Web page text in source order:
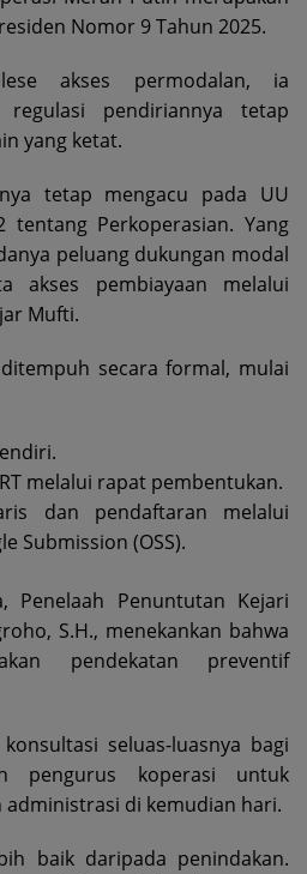
Nomor 9 Tahun 2025.
akses permodalan, ia
regulasi pendiriannya tetap
yang ketat.
tetap mengacu pada UU
tentang Perkoperasian. Yang
peluang dukungan modal
akses pembiayaan melalui
Mufti.
secara formal, mulai
melalui rapat pembentukan.
dan pendaftaran melalui
Submission (OSS).
Penelaah Penuntutan Kejari
S.H., menekankan bahwa
pendekatan preventif
seluas-luasnya bagi
pengurus koperasi untuk
di kemudian hari.
baik daripada penindakan.